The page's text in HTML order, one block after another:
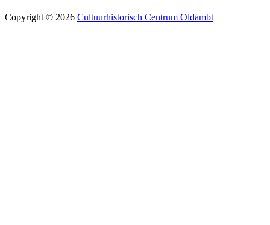
Copyright © 2026 Cultuurhistorisch Centrum Oldambt